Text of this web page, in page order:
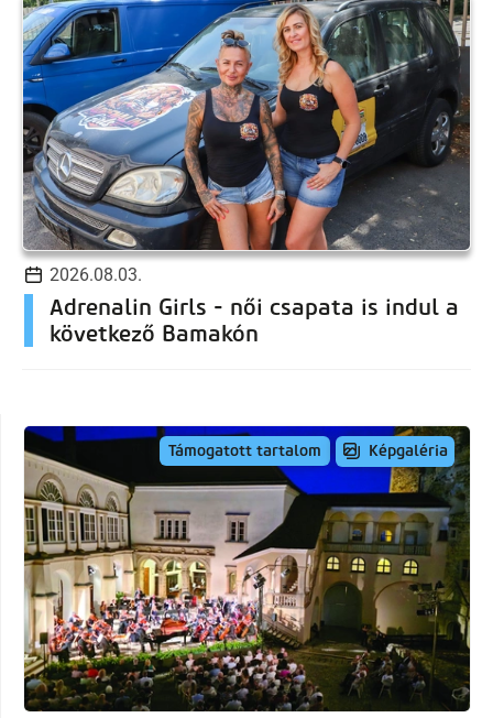
2026.08.03.
Adrenalin Girls - női csapata is indul a
következő Bamakón
Támogatott tartalom Képgaléria